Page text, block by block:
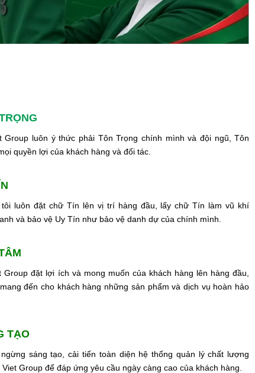
Group luôn ý thức phải Tôn Trọng chính mình và đội ngũ, Tôn
quyền lợi của khách hàng và đối tác.
tôi luôn đặt chữ Tín lên vị trí hàng đầu, lấy chữ Tín làm vũ khí
và bảo vệ Uy Tín như bảo vệ danh dự của chính mình.
Group đặt lợi ích và mong muốn của khách hàng lên hàng đầu,
đến cho khách hàng những sản phẩm và dịch vụ hoàn hảo
TẠO
ngừng sáng tạo, cải tiến toàn diện hệ thống quản lý chất lượng
Viet Group để đáp ứng yêu cầu ngày càng cao của khách hàng.